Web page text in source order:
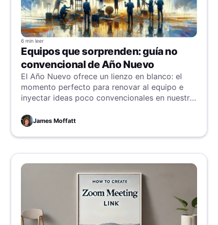
6 min leer
Equipos que sorprenden: guía no
convencional de Año Nuevo
El Año Nuevo ofrece un lienzo en blanco: el
momento perfecto para renovar al equipo e
inyectar ideas poco convencionales en nuestra
“resoluciones” para animar reuniones, aclarar
roles (¡con un giro!), transformar el feedback,
impulsar la colaboración y reforzar la
responsabilidad al máximo. Implementar estas
estrategias convertirá a nuestro grupo en un
equipo de ensueño hiperproductivo rebosante
James Moffatt